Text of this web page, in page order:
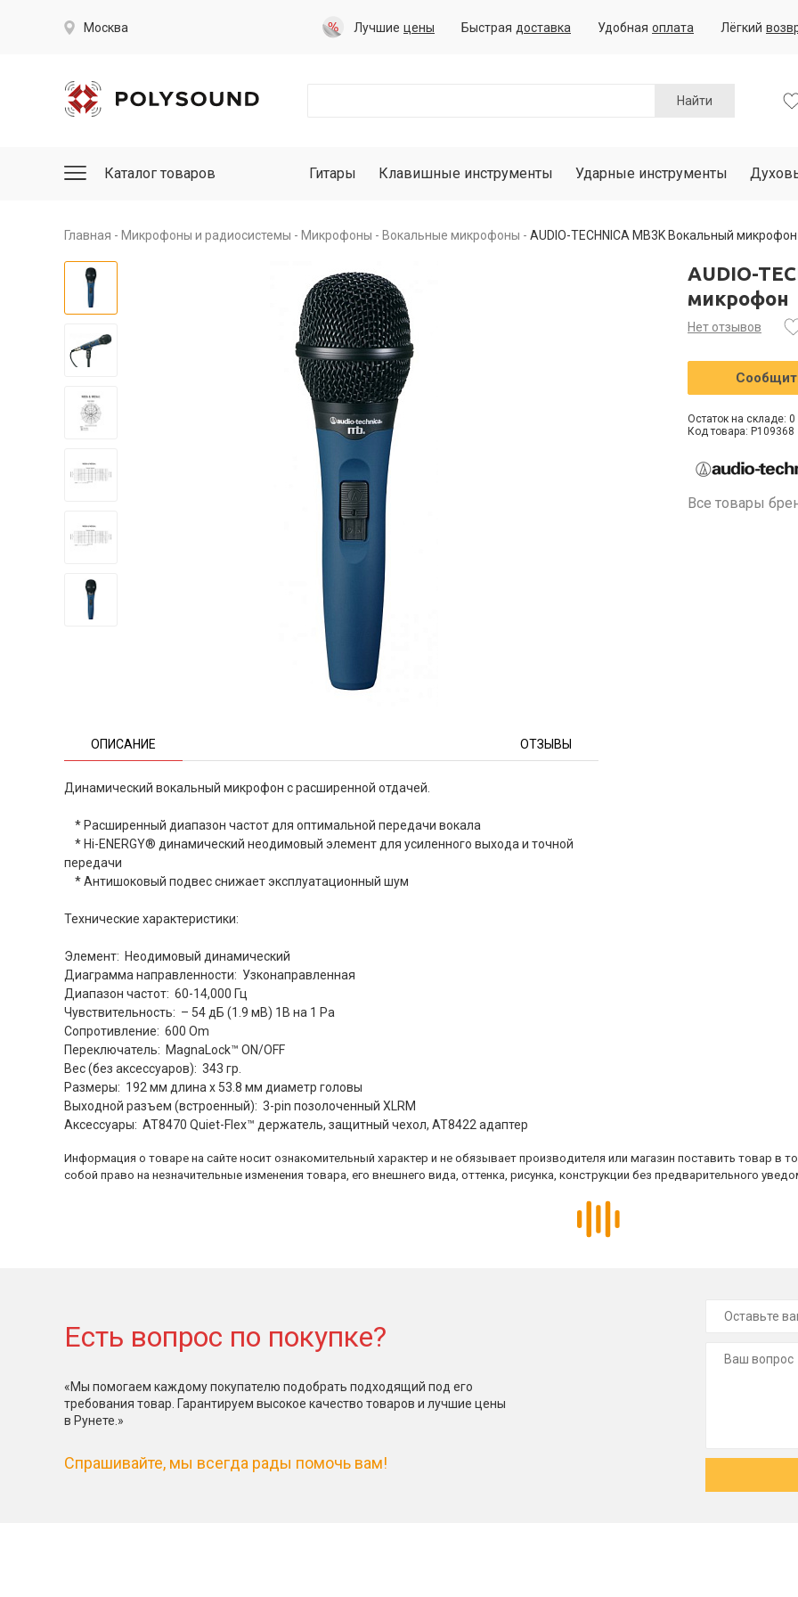
Москва Лучшие цены Быстрая доставка Удобная оплата Лёгкий
Найти
Каталог товаров Гитары Клавишные инструменты Ударные инструменты
Главная Микрофоны и радиосистемы Микрофоны Вокальные микрофоны AUDIO-TECHNICA MB3K Вокальный микрофон
ОПИСАНИЕ ОТЗЫВЫ
Динамический вокальный микрофон с расширенной отдачей.
* Расширенный диапазон частот для оптимальной передачи вокала
* Hi-ENERGY® динамический неодимовый элемент для усиленного выхода и точной
передачи
* Антишоковый подвес снижает эксплуатационный шум
Технические характеристики:
Элемент: Неодимовый динамический
Диаграмма направленности: Узконаправленная
Диапазон частот: 60-14,000 Гц
Чувствительность: – 54 дБ (1.9 мВ) 1В на 1 Pa
Сопротивление: 600 Om
Переключатель: MagnaLock™ ON/OFF
Вес (без аксессуаров): 343 гр.
Размеры: 192 мм длина x 53.8 мм диаметр головы
Выходной разъем (встроенный): 3-pin позолоченный XLRМ
Аксессуары: AT8470 Quiet-Flex™ держатель, защитный чехол, AT8422 адаптер
AUDIO-
микрофон
Нет отзывов
Остаток на складе: 0
Код товара: P109368
Все товары
Информация о товаре на сайте носит ознакомительный характер и не обязывает производителя или магазин поставить товар в
собой право на незначительные изменения товара, его внешнего вида, оттенка, рисунка, конструкции без предварительного
Есть вопрос по покупке?
«Мы помогаем каждому покупателю подобрать подходящий под его
требования товар. Гарантируем высокое качество товаров и лучшие цены
в Рунете.»
Спрашивайте, мы всегда рады помочь вам!